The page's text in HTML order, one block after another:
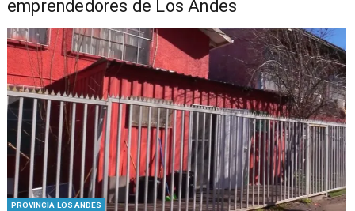
emprendedores de Los Andes
PROVINCIA LOS ANDES